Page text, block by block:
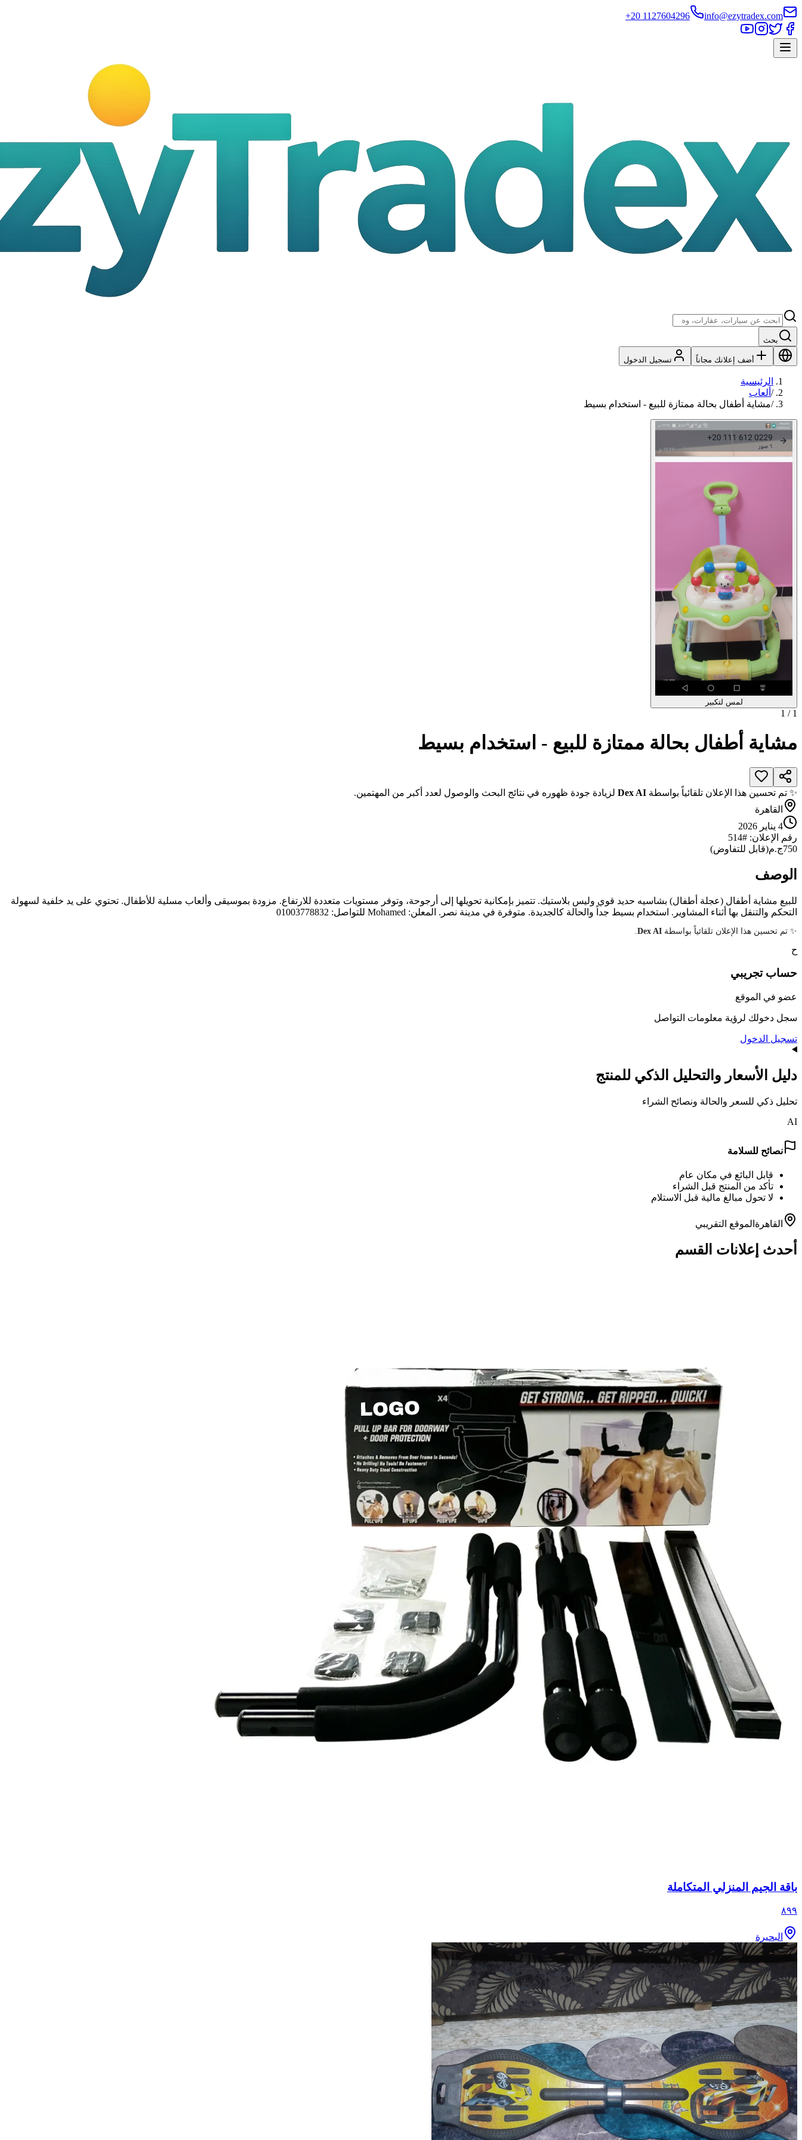
info@ezytradex.com
+20 1127604296
بحث
أضف إعلانك مجاناً تسجيل الدخول
الرئيسية
/ ألعاب
/مشاية أطفال بحالة ممتازة للبيع - استخدام بسيط
لمس لتكبير
1
/
1
مشاية أطفال بحالة ممتازة للبيع - استخدام بسيط
✨ تم تحسين هذا الإعلان تلقائياً بواسطة Dex AI لزيادة جودة ظهوره في نتائج البحث والوصول لعدد أكبر من المهتمين.
القاهرة
4 يناير 2026
رقم الإعلان: #
514
750ج.م(قابل للتفاوض)
الوصف
للبيع مشاية أطفال (عجلة أطفال) بشاسيه حديد قوي وليس بلاستيك. تتميز بإمكانية تحويلها إلى أرجوحة، وتوفر مستويات متعددة للارتفاع. مزودة بموسيقى وألعاب مسلية للأطفال. تحتوي على يد خلفية لسهولة
التحكم والتنقل بها أثناء المشاوير. استخدام بسيط جداً والحالة كالجديدة. متوفرة في مدينة نصر. المعلن: Mohamed للتواصل: 01003778832
✨ تم تحسين هذا الإعلان تلقائياً بواسطة Dex AI
ح
حساب تجريبي
عضو في الموقع
سجل دخولك لرؤية معلومات التواصل
تسجيل الدخول
دليل الأسعار والتحليل الذكي للمنتج
تحليل ذكي للسعر والحالة ونصائح الشراء
AI
نصائح للسلامة
قابل البائع في مكان عام
تأكد من المنتج قبل الشراء
لا تحول مبالغ مالية قبل الاستلام
القاهرة الموقع التقريبي
أحدث إعلانات القسم
باقة الجيم المنزلي المتكاملة
٨٩٩
البحيرة